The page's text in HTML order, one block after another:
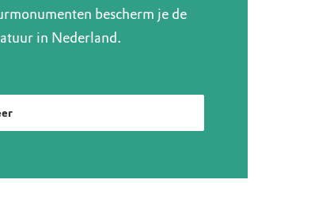
bescherm je de
in Nederland.